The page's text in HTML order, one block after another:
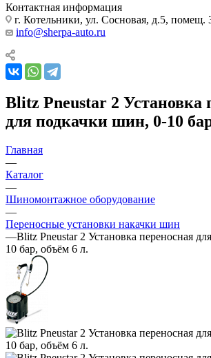
Контактная информация
г. Котельники, ул. Сосновая, д.5, помещ.
info@sherpa-auto.ru
Blitz Pneustar 2 Установка
для подкачки шин, 0-10
Главная
—
Каталог
—
Шиномонтажное оборудование
—
Переносные установки накачки шин
—Blitz Pneustar 2 Установка переносная
10 бар, объём 6 л.